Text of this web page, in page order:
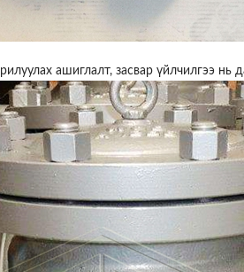
ашиглалт, засвар үйлчилгээ нь